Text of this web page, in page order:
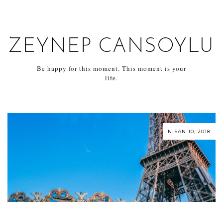
ZEYNEP CANSOYLU
Be happy for this moment. This moment is your
life.
NISAN 10, 2018